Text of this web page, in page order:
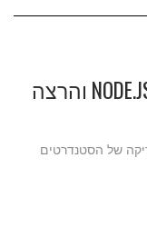
ביצוע בדיקת קוד סטטית על NODE.JS והרצה
של הסטנדרטים